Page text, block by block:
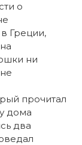
о
Греции,
ни
прочитал
дома
два